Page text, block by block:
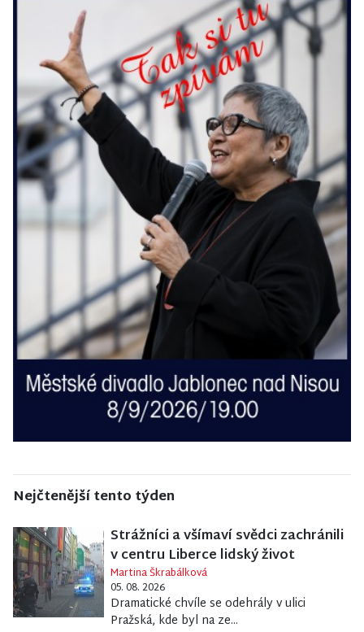
Nejčtenější tento týden
Strážníci a všímaví svědci zachránili
v centru Liberce lidský život
Martina Škrabálková
05. 08. 2026
Dramatické chvíle se odehrály v ulici
Pražská, kde byl na ze...